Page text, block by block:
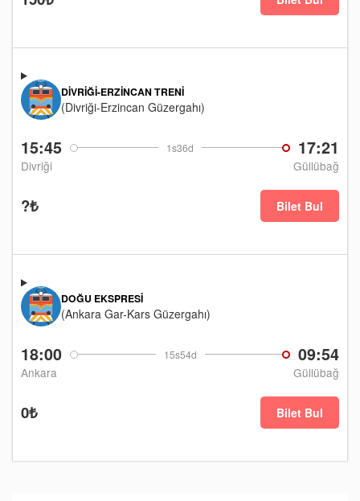
15:45 1s36d 17:21
Divriği Güllübağ
DIVRIĞI-ERZINCAN TRENI
(Divriği-Erzincan Güzergahı)
?₺ Bilet Bul
18:00 15s54d 09:54
Ankara Güllübağ
DOĞU EKSPRESI
(Ankara Gar-Kars Güzergahı)
0₺ Bilet Bul